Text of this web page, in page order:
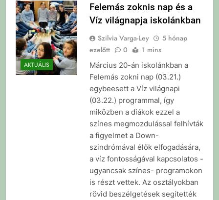
AKTUÁLIS
Felemás zoknis nap és a
Víz világnapja iskolánkban
Szilvia Varga-Ley
5 hónap
ezelőtt
0 1 mins
Március 20-án iskolánkban a
Felemás zokni nap (03.21.)
egybeesett a Víz világnapi
(03.22.) programmal, így
miközben a diákok ezzel a
színes megmozdulással felhívták
a figyelmet a Down-
szindrómával élők elfogadására,
a víz fontosságával kapcsolatos -
ugyancsak színes- programokon
is részt vettek. Az osztályokban
rövid beszélgetések segítették